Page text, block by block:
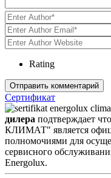
Rating
Сертификат
дилера подтверждает
КЛИМАТ" является
полномочиями для
сервисного
Energolux.